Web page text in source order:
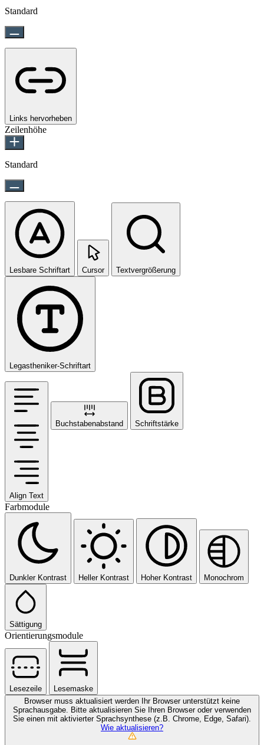
Standard
Links hervorheben
Zeilenhöhe
Standard
Lesbare Schriftart Cursor Textvergrößerung
Legastheniker-Schriftart
Align Text
Buchstabenabstand Schriftstärke
Farbmodule
Dunkler Kontrast Heller Kontrast Hoher Kontrast Monochrom
Sättigung
Orientierungsmodule
Lesezeile
Lesemaske
Browser muss aktualisiert werden
Ihr Browser unterstützt keine
Sprachausgabe. Bitte aktualisieren Sie Ihren Browser oder verwenden
Sie einen mit aktivierter Sprachsynthese (z.B. Chrome, Edge, Safari).
Wie aktualisieren?